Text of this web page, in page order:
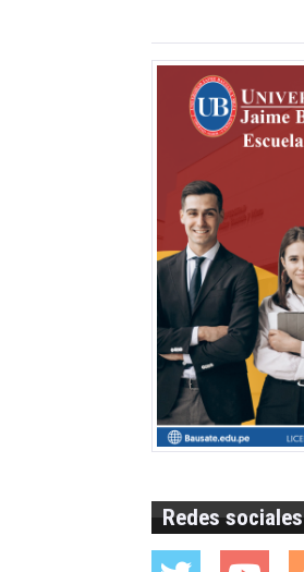
Redes sociales